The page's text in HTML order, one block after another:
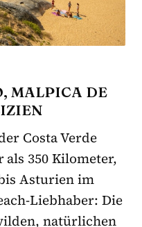
MALPICA DE
Costa Verde
350 Kilometer,
Asturien im
Liebhaber: Die
natürlichen